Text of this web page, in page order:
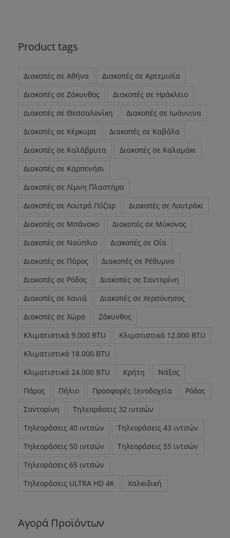
Product tags
Διακοπές σε Αθήνα
Διακοπές σε Αρτεμισία
Διακοπές σε Ζάκυνθος
Διακοπές σε Ηράκλειο
Διακοπές σε Θεσσαλονίκη
Διακοπές σε Ιωάννινα
Διακοπές σε Κέρκυρα
Διακοπές σε Καβάλα
Διακοπές σε Καλάβρυτα
Διακοπές σε Καλαμάκι
Διακοπές σε Καρπενήσι
Διακοπές σε Λίμνη Πλαστήρα
Διακοπές σε Λουτρά Πόζαρ
Διακοπές σε Λουτράκι
Διακοπές σε Μπάνσκο
Διακοπές σε Μύκονος
Διακοπές σε Ναύπλιο
Διακοπές σε Οία
Διακοπές σε Πάρος
Διακοπές σε Ρέθυμνο
Διακοπές σε Ρόδος
Διακοπές σε Σαντορίνη
Διακοπές σε Χανιά
Διακοπές σε Χερσόνησος
Διακοπές σε Χώρα
Ζάκυνθος
Κλιματιστικά 9.000 BTU
Κλιματιστικά 12.000 BTU
Κλιματιστικά 18.000 BTU
Κλιματιστικά 24.000 BTU
Κρήτη
Νάξος
Πάρος
Πήλιο Προσφορές Ξενοδοχεία
Ρόδος
Σαντορίνη
Τηλεοράσεις 32 ιντσών
Τηλεοράσεις 40 ιντσών
Τηλεοράσεις 43 ιντσών
Τηλεοράσεις 50 ιντσών
Τηλεοράσεις 55 ιντσών
Τηλεοράσεις 65 ιντσών
Τηλεοράσεις ULTRA HD 4K
Χαλκιδική
Αγορά Προϊόντων